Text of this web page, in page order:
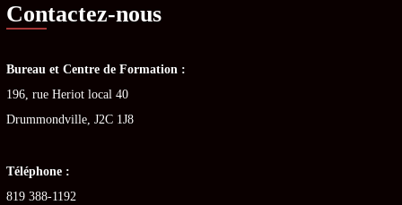
Contactez-nous
Bureau et Centre de Formation :
196, rue Heriot local 40
Drummondville, J2C 1J8
Téléphone :
819 388-1192